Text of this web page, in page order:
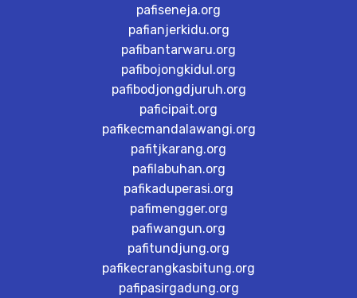
pafiseneja.org
pafianjerkidu.org
pafibantarwaru.org
pafibojongkidul.org
pafibodjongdjuruh.org
paficipait.org
pafikecmandalawangi.org
pafitjkarang.org
pafilabuhan.org
pafikaduperasi.org
pafimengger.org
pafiwangun.org
pafitundjung.org
pafikecrangkasbitung.org
pafipasirgadung.org